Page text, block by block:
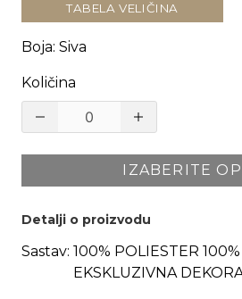
TABELA VELIČINA
Boja: Siva
Količina
IZABERITE
Detalji o proizvodu
Sastav: 100% POLIESTER
EKSKLUZIVNA